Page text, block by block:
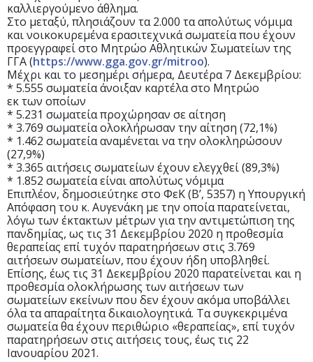
καλλιεργούμενο άθλημα.
Στο μεταξύ, πλησιάζουν τα 2.000 τα απολύτως νόμιμα
και νοικοκυρεμένα ερασιτεχνικά σωματεία που έχουν
προεγγραφεί στο Μητρώο Αθλητικών Σωματείων της
ΓΓΑ (https://www.gga.gov.gr/mitroo).
Μέχρι και το μεσημέρι σήμερα, Δευτέρα 7 Δεκεμβρίου:
* 5.555 σωματεία άνοιξαν καρτέλα στο Μητρώο
εκ των οποίων
* 5.231 σωματεία προχώρησαν σε αίτηση
* 3.769 σωματεία ολοκλήρωσαν την αίτηση (72,1%)
* 1.462 σωματεία αναμένεται να την ολοκληρώσουν
(27,9%)
* 3.365 αιτήσεις σωματείων έχουν ελεγχθεί (89,3%)
* 1.852 σωματεία είναι απολύτως νόμιμα
Επιπλέον, δημοσιεύτηκε στο ΦεΚ (Β’, 5357) η Υπουργική
Απόφαση του κ. Αυγενάκη με την οποία παρατείνεται,
λόγω των έκτακτων μέτρων για την αντιμετώπιση της
πανδημίας, ως τις 31 Δεκεμβρίου 2020 η προθεσμία
θεραπείας επί τυχόν παρατηρήσεων στις 3.769
αιτήσεων σωματείων, που έχουν ήδη υποβληθεί.
Επίσης, έως τις 31 Δεκεμβρίου 2020 παρατείνεται και η
προθεσμία ολοκλήρωσης των αιτήσεων των
σωματείων εκείνων που δεν έχουν ακόμα υποβάλλει
όλα τα απαραίτητα δικαιολογητικά. Τα συγκεκριμένα
σωματεία θα έχουν περιθώριο «θεραπείας», επί τυχόν
παρατηρήσεων στις αιτήσεις τους, έως τις 22
Ιανουαρίου 2021.